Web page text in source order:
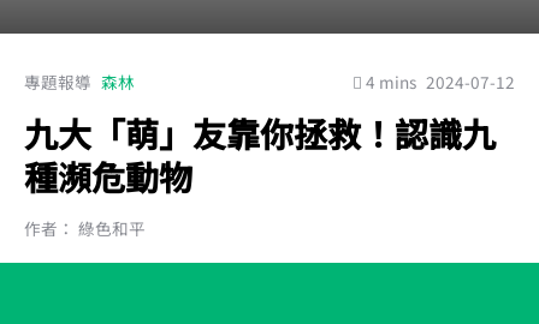
專題報導 森林 4 mins 2024-07-12
九大「萌」友靠你拯救！認識九
種瀕危動物
作者： 綠色和平